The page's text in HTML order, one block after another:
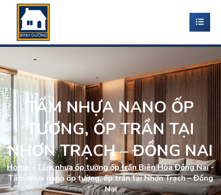
TẤM NHỰA NANO ỐP
TƯỜNG, ỐP TRẦN TẠI
NHƠN TRẠCH – ĐỒNG NAI
Home - Tấm nhựa ốp tường ốp trần Biên Hòa Đồng Nai-
Tấm nhựa nano ốp tường, ốp trần tại Nhơn Trạch – Đồng
Nai